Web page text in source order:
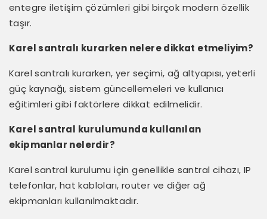
entegre iletişim çözümleri gibi birçok modern özellik
taşır.
Karel santralı kurarken nelere dikkat etmeliyim?
Karel santralı kurarken, yer seçimi, ağ altyapısı, yeterli
güç kaynağı, sistem güncellemeleri ve kullanıcı
eğitimleri gibi faktörlere dikkat edilmelidir.
Karel santral kurulumunda kullanılan
ekipmanlar nelerdir?
Karel santral kurulumu için genellikle santral cihazı, IP
telefonlar, hat kabloları, router ve diğer ağ
ekipmanları kullanılmaktadır.